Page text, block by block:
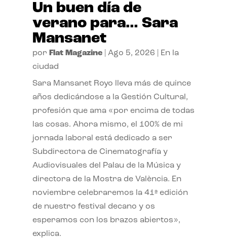
Un buen día de
verano para… Sara
Mansanet
por Flat Magazine| Ago 5, 2026
En la
ciudad
Sara Mansanet Royo lleva más de quince
años dedicándose a la Gestión Cultural,
profesión que ama «por encima de todas
las cosas. Ahora mismo, el 100% de mi
jornada laboral está dedicado a ser
Subdirectora de Cinematografía y
Audiovisuales del Palau de la Música y
directora de la Mostra de València. En
noviembre celebraremos la 41ª edición
de nuestro festival decano y os
esperamos con los brazos abiertos»,
explica.